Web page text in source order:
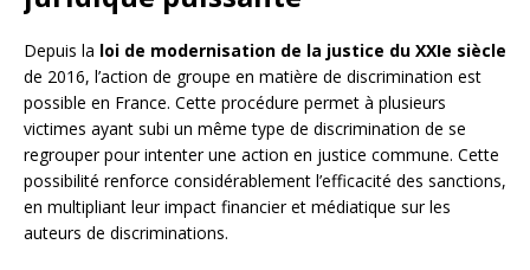
Depuis la loi de modernisation de la justice du XXIe siècle
de 2016, l’action de groupe en matière de discrimination est
possible en France. Cette procédure permet à plusieurs
victimes ayant subi un même type de discrimination de se
regrouper pour intenter une action en justice commune. Cette
possibilité renforce considérablement l’efficacité des sanctions,
en multipliant leur impact financier et médiatique sur les
auteurs de discriminations.